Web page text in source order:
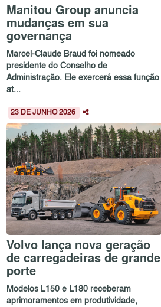
Manitou Group anuncia
mudanças em sua
governança
Marcel-Claude Braud foi nomeado
presidente do Conselho de
Administração. Ele exercerá essa função
at...
23 DE JUNHO 2026
Volvo lança nova geração
de carregadeiras de grande
porte
Modelos L150 e L180 receberam
aprimoramentos em produtividade,